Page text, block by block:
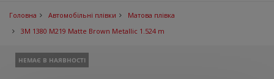
Головна Автомобільні плівки
Матова плівка
3M 1380 M219 Matte Brown Metallic 1.524 m
НЕМАЄ В НАЯВНОСТІ